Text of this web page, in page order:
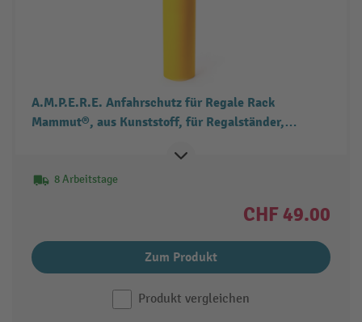
A.M.P.E.R.E. Anfahrschutz für Regale Rack
Mammut®, aus Kunststoff, für Regalständer,
8 Arbeitstage
CHF 49.00
Zum Produkt
Produkt vergleichen